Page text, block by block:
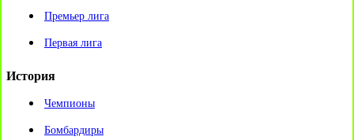
Премьер лига
Первая лига
История
Чемпионы
Бомбардиры